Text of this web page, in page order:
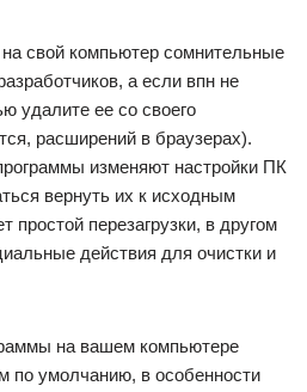
свой компьютер сомнительные
а если впн не
удалите ее со своего
расширений в браузерах).
изменяют настройки ПК
вернуть их к исходным
простой перезагрузки, в другом
действия для очистки и
на вашем компьютере
по умолчанию, в особенности